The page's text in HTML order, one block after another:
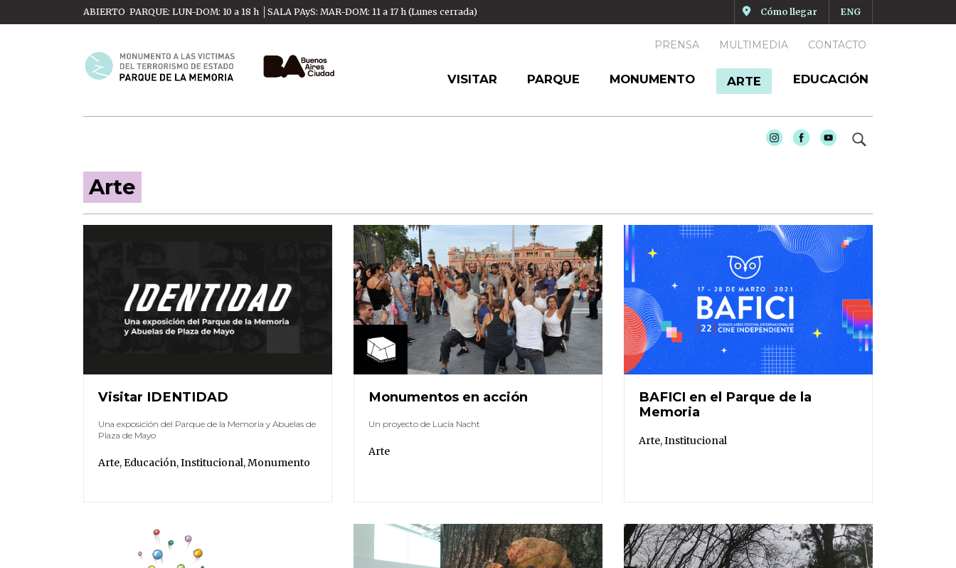
to
Cómo llegar ENG
ABIERTO PARQUE: LUN-DOM: 10 a 18 h │SALA PAyS: MAR-DOM: 11 a 17 h (Lunes cerrada)
PRENSA MULTIMEDIA CONTACTO
VISITAR PARQUE MONUMENTO ARTE EDUCACIÓN
InstagramFacebookYoutube
Search
Arte
Visitar IDENTIDAD
Una exposición del Parque de la Memoria y Abuelas de
Plaza de Mayo
Arte,Educación,Institucional,Monumento
Monumentos en acción
Un proyecto de Lucía Nacht
Arte
BAFICI en el Parque de la
Memoria
Arte,Institucional